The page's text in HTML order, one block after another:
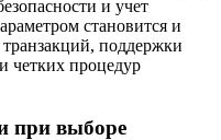
и учет
становится и
поддержки
четких процедур
при выборе